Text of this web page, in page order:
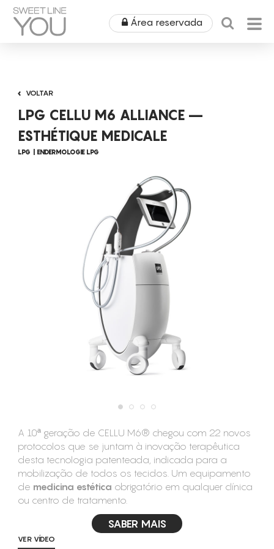
Área reservada
PRODUTOS
ALUGUERES
COSMÉTICA
MOBILIÁRIO
SPA
CONSUMÍVEIS
OUTLET
CAMPANHAS
NOTÍCIAS & EVENTOS
ASSISTÊNCIA TÉCNICA
CONTACTOS
VOLTAR
LPG CELLU M6 ALLIANCE –
ESTHÉTIQUE MEDICALE
LPG ENDERMOLOGIE LPG
A 10ª geração de CELLU M6® chegou com 22 novos
protocolos que se juntam à inovação terapêutica
desta tecnologia patenteada, indicada para a
mobilização de todos os tecidos. Um equipamento
de medicina estética obrigatório em qualquer clínica
ou centro de tratamento.
SABER MAIS
VER VÍDEO